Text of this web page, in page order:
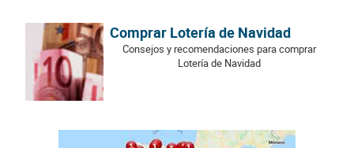
Comprar Lotería de Navidad
Consejos y recomendaciones para comprar
Lotería de Navidad